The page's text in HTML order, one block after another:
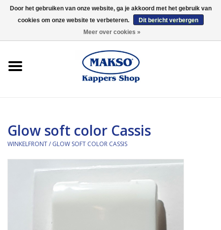
0 Artikelen - €0,00
Kaaral
360
Glow soft color Cassis
WINKELFRONT/ GLOW SOFT COLOR CASSIS
Door het gebruiken van onze website, ga je akkoord met het gebruik van
cookies om onze website te verbeteren.
Dit bericht verbergen
Meer over cookies »